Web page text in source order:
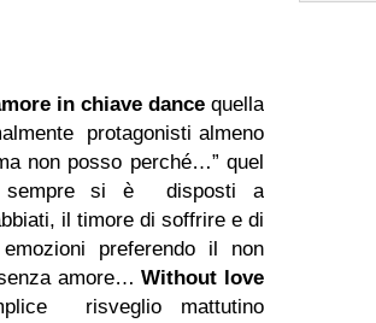
in chiave dance quella
protagonisti almeno
non posso perché…” quel
sempre si è disposti a
il timore di soffrire e di
preferendo il non
amore…Without love
risveglio mattutino